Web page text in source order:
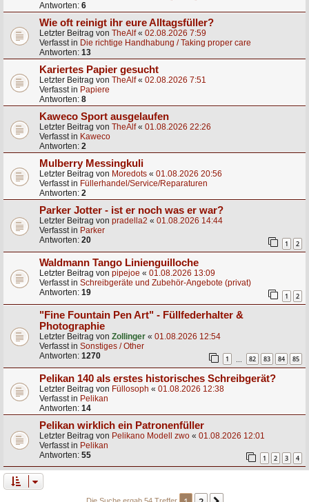
Antworten: 6
Wie oft reinigt ihr eure Alltagsfüller?
Letzter Beitrag von TheAlf« 02.08.2026 7:59
Verfasst in Die richtige Handhabung / Taking proper care
Antworten: 13
Kariertes Papier gesucht
Letzter Beitrag von TheAlf« 02.08.2026 7:51
Verfasst in Papiere
Antworten: 8
Kaweco Sport ausgelaufen
Letzter Beitrag von TheAlf« 01.08.2026 22:26
Verfasst in Kaweco
Antworten: 2
Mulberry Messingkuli
Letzter Beitrag von Moredots « 01.08.2026 20:56
Verfasst in Füllerhandel/Service/Reparaturen
Antworten: 2
Parker Jotter - ist er noch was er war?
Letzter Beitrag von pradella2 « 01.08.2026 14:44
Verfasst in Parker
Antworten: 20 1 2
Waldmann Tango Linienguilloche
Letzter Beitrag von pipejoe « 01.08.2026 13:09
Verfasst in Schreibgeräte und Zubehör-Angebote (privat)
Antworten: 19 1 2
"Fine Fountain Pen Art" - Füllfederhalter &
Photographie
Letzter Beitrag von Zollinger « 01.08.2026 12:54
Verfasst in Sonstiges / Other
Antworten: 1270 1 82 83 84 85
Pelikan 140 als erstes historisches Schreibgerät?
Letzter Beitrag von Füllosoph « 01.08.2026 12:38
Verfasst in Pelikan
Antworten: 14
Pelikan wirklich ein Patronenfüller
Letzter Beitrag von Pelikano Modell zwo « 01.08.2026 12:01
Verfasst in Pelikan
Antworten: 55 1 2 3 4